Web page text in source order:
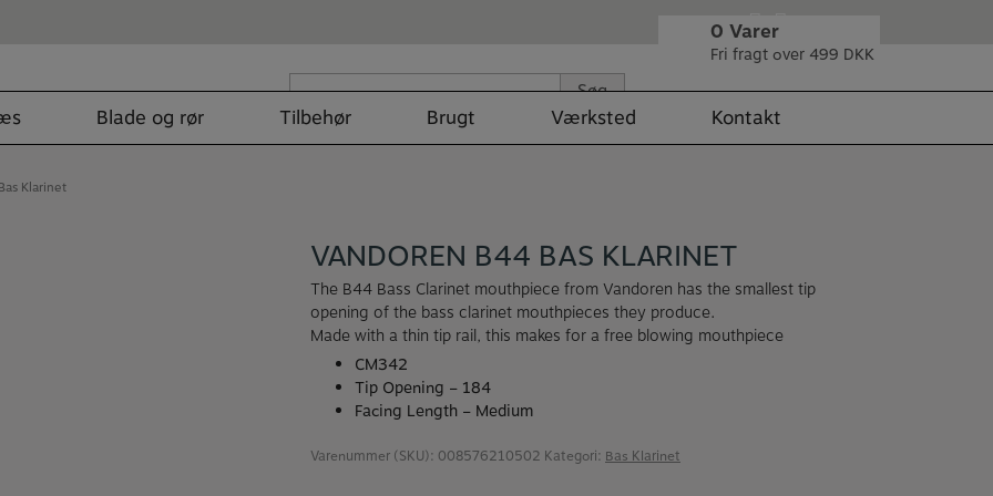
efter:
Søg
0 Varer
Fri fragt over 499 DKK
Blade og rør Tilbehør Brugt Værksted Kontakt
Klarinet
VANDOREN B44 BAS KLARINET
The B44 Bass Clarinet mouthpiece from Vandoren has the smallest tip
opening of the bass clarinet mouthpieces they produce.
Made with a thin tip rail, this makes for a free blowing mouthpiece
CM342
Tip Opening – 184
Facing Length – Medium
Varenummer (SKU): 008576210502 Kategori: Bas Klarinet